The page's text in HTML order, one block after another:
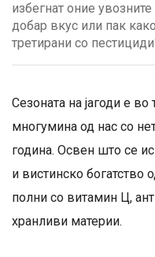
избегнат оние
добар вкус или пак
третирани со
Сезоната на јагоди е
многумина од нас со
година. Освен што се
и вистинско богатство
полни со витамин Ц,
хранливи материи.